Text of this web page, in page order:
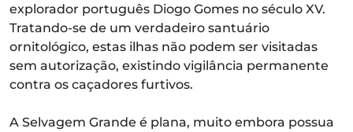
explorador português Diogo Gomes no século XV.
Tratando-se de um verdadeiro santuário
ornitológico, estas ilhas não podem ser visitadas
sem autorização, existindo vigilância permanente
contra os caçadores furtivos.
A Selvagem Grande é plana, muito embora possua